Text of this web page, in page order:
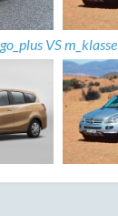
go_plus VS m_klasse